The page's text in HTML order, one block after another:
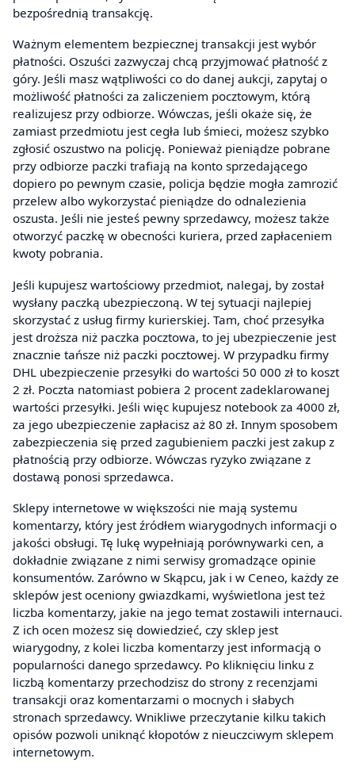
bezpośrednią transakcję.
Ważnym elementem bezpiecznej transakcji jest wybór
płatności. Oszuści zazwyczaj chcą przyjmować płatność z
góry. Jeśli masz wątpliwości co do danej aukcji, zapytaj o
możliwość płatności za zaliczeniem pocztowym, którą
realizujesz przy odbiorze. Wówczas, jeśli okaże się, że
zamiast przedmiotu jest cegła lub śmieci, możesz szybko
zgłosić oszustwo na policję. Ponieważ pieniądze pobrane
przy odbiorze paczki trafiają na konto sprzedającego
dopiero po pewnym czasie, policja będzie mogła zamrozić
przelew albo wykorzystać pieniądze do odnalezienia
oszusta. Jeśli nie jesteś pewny sprzedawcy, możesz także
otworzyć paczkę w obecności kuriera, przed zapłaceniem
kwoty pobrania.
Jeśli kupujesz wartościowy przedmiot, nalegaj, by został
wysłany paczką ubezpieczoną. W tej sytuacji najlepiej
skorzystać z usług firmy kurierskiej. Tam, choć przesyłka
jest droższa niż paczka pocztowa, to jej ubezpieczenie jest
znacznie tańsze niż paczki pocztowej. W przypadku firmy
DHL ubezpieczenie przesyłki do wartości 50 000 zł to koszt
2 zł. Poczta natomiast pobiera 2 procent zadeklarowanej
wartości przesyłki. Jeśli więc kupujesz notebook za 4000 zł,
za jego ubezpieczenie zapłacisz aż 80 zł. Innym sposobem
zabezpieczenia się przed zagubieniem paczki jest zakup z
płatnością przy odbiorze. Wówczas ryzyko związane z
dostawą ponosi sprzedawca.
Sklepy internetowe w większości nie mają systemu
komentarzy, który jest źródłem wiarygodnych informacji o
jakości obsługi. Tę lukę wypełniają porównywarki cen, a
dokładnie związane z nimi serwisy gromadzące opinie
konsumentów. Zarówno w Skąpcu, jak i w Ceneo, każdy ze
sklepów jest oceniony gwiazdkami, wyświetlona jest też
liczba komentarzy, jakie na jego temat zostawili internauci.
Z ich ocen możesz się dowiedzieć, czy sklep jest
wiarygodny, z kolei liczba komentarzy jest informacją o
popularności danego sprzedawcy. Po kliknięciu linku z
liczbą komentarzy przechodzisz do strony z recenzjami
transakcji oraz komentarzami o mocnych i słabych
stronach sprzedawcy. Wnikliwe przeczytanie kilku takich
opisów pozwoli uniknąć kłopotów z nieuczciwym sklepem
internetowym.